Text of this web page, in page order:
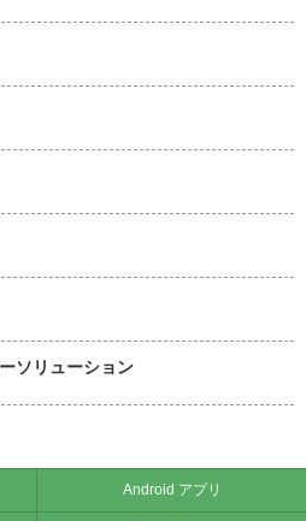
ソリューション
Android アプリ